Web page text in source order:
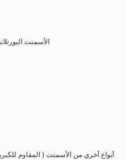
(11)الأسمنت
(14) أنواع أخري من الأسمنت ( المقاوم